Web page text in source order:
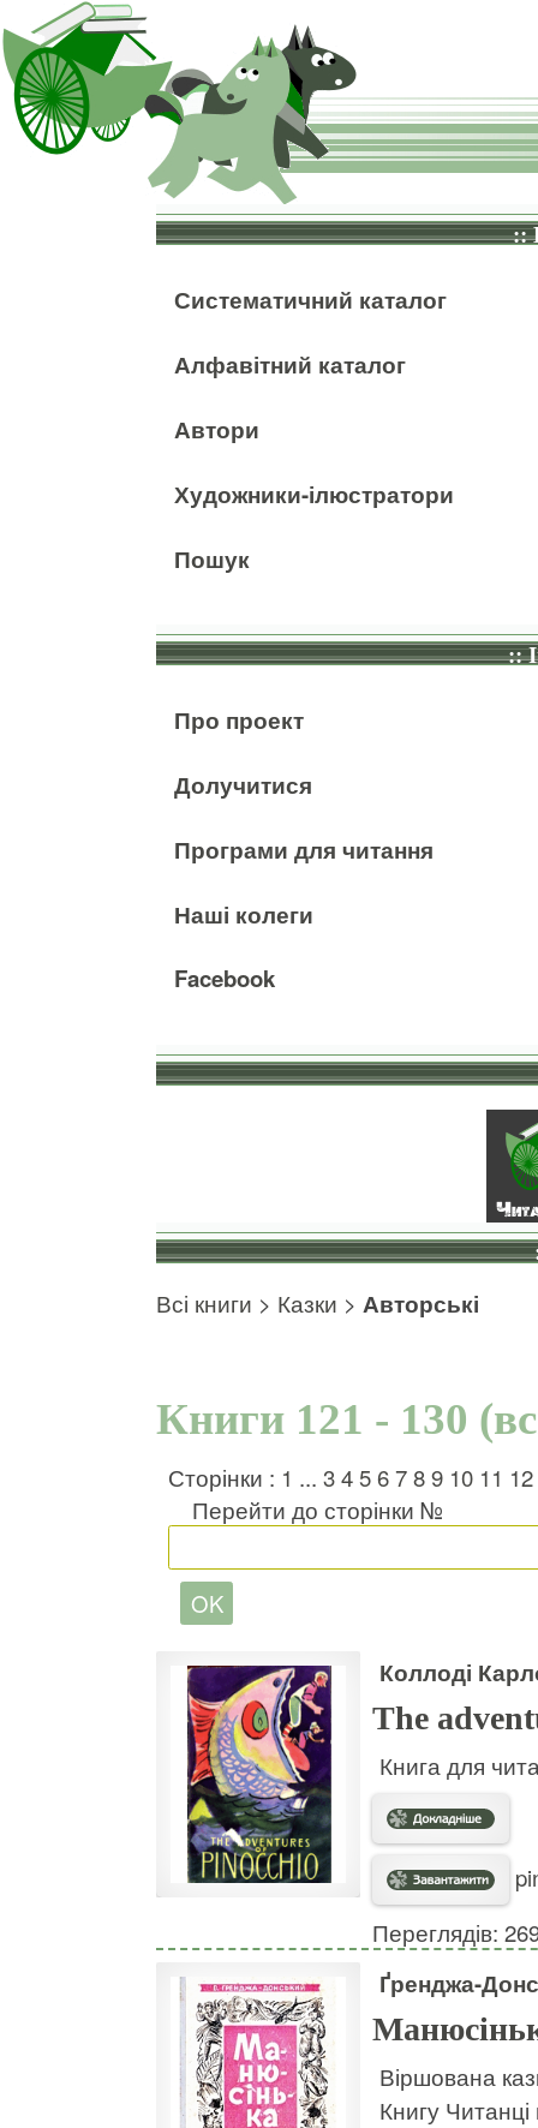
::
Систематичний каталог
Алфавітний каталог
Автори
Художники-ілюстратори
Пошук
::
Про проект
Долучитися
Програми для читання
Наші колеги
Facebook
Всі книги > Казки > Авторські
Книги 121 - 130
Сторінки : 1 ... 3456789 10 11 12
Перейти до сторінки №
Коллоді
The
Книга для
Переглядів:
Ґренджа-
Віршована
Книгу